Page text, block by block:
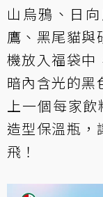
山烏鴉、日
鷹、黑尾貓與
機放入福袋中
暗內含光的黑
上一個每家
造型保溫瓶，
飛！